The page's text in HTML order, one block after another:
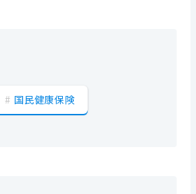
国民健康保険